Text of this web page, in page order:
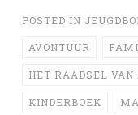
POSTED IN
AVONTUUR
HET RAADSEL VAN
KINDERBOEK